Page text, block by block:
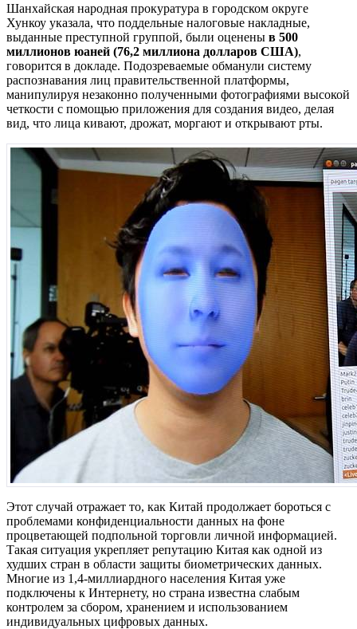
Шанхайская народная прокуратура в городском округе
Хункоу указала, что поддельные налоговые накладные,
выданные преступной группой, были оценены в 500
миллионов юаней (76,2 миллиона долларов США),
говорится в докладе. Подозреваемые обманули систему
распознавания лиц правительственной платформы,
манипулируя незаконно полученными фотографиями высокой
четкости с помощью приложения для создания видео, делая
вид, что лица кивают, дрожат, моргают и открывают рты.
Этот случай отражает то, как Китай продолжает бороться с
проблемами конфиденциальности данных на фоне
процветающей подпольной торговли личной информацией.
Такая ситуация укрепляет репутацию Китая как одной из
худших стран в области защиты биометрических данных.
Многие из 1,4-миллиардного населения Китая уже
подключены к Интернету, но страна известна слабым
контролем за сбором, хранением и использованием
индивидуальных цифровых данных.